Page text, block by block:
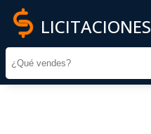
LICITACIONES